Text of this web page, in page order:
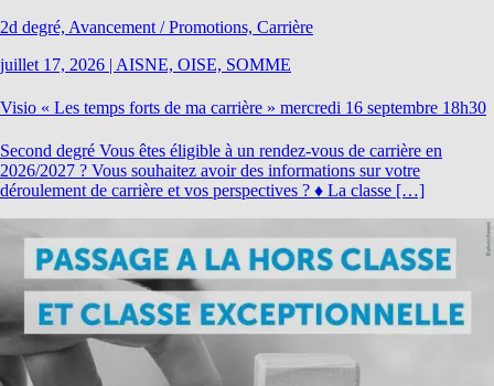
2d degré, Avancement / Promotions, Carrière
juillet 17, 2026 | AISNE, OISE, SOMME
Visio « Les temps forts de ma carrière » mercredi 16 septembre 18h30
Second degré Vous êtes éligible à un rendez-vous de carrière en
2026/2027 ? Vous souhaitez avoir des informations sur votre
déroulement de carrière et vos perspectives ? ♦ La classe […]